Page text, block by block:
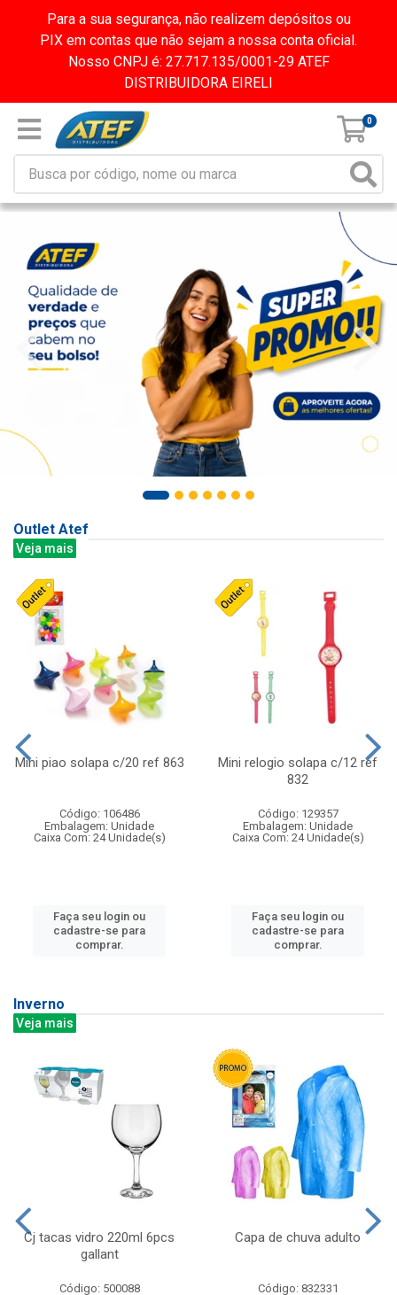
Para a sua segurança, não realizem depósitos ou
PIX em contas que não sejam a nossa conta oficial.
Nosso CNPJ é: 27.717.135/0001-29 ATEF
DISTRIBUIDORA EIRELI
0
Outlet Atef
Veja mais
Mini piao solapa c/20 ref 863
Código: 106486
Embalagem: Unidade
Caixa Com: 24 Unidade(s)
Faça seu login ou
cadastre-se para
comprar.
Mini relogio solapa c/12 ref
832
Código: 129357
Embalagem: Unidade
Caixa Com: 24 Unidade(s)
Faça seu login ou
cadastre-se para
comprar.
Inverno
Veja mais
Cj tacas vidro 220ml 6pcs
gallant
Código: 500088
Capa de chuva adulto
Código: 832331